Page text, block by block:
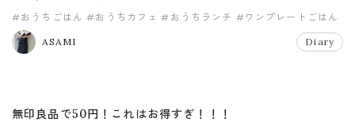
#おうちごはん #おうちカフェ #おうちランチ #ワンプレートごはん
#無印
ASAMI
Diary
無印良品で50円！これはお得すぎ！！！